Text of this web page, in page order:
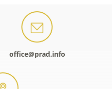
office@prad.info